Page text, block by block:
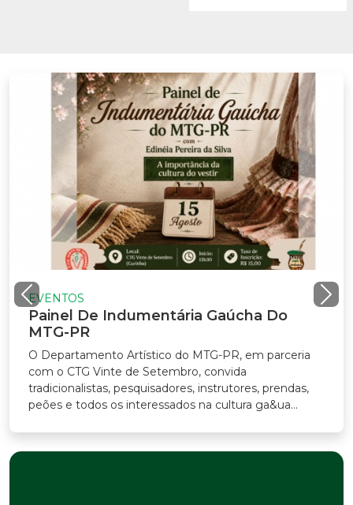
De Indumentária Gaúcha Do
PR
Departamento Artístico do MTG-PR, em parceria
o CTG Vinte de Setembro, convida
pesquisadores, instrutores, prendas,
e todos os interessados na cultura ga&ua...